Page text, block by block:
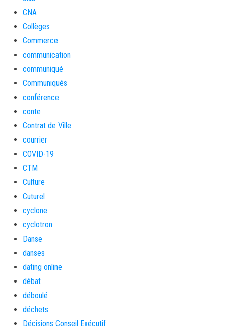
CNA
Collèges
Commerce
communication
communiqué
Communiqués
conférence
conte
Contrat de Ville
courrier
COVID-19
CTM
Culture
Cuturel
cyclone
cyclotron
Danse
danses
dating online
débat
déboulé
déchets
Décisions Conseil Exécutif